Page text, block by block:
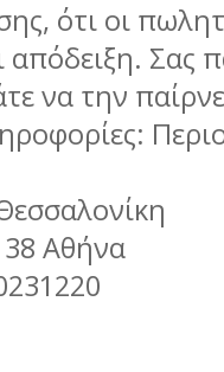
ότι οι
απόδειξη. Σας
να την
Αθήνα